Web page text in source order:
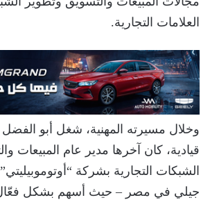
العلامات التجارية.
وخلال مسيرته المهنية، شغل أبو
قيادية، كان آخرها مدير عام المبيعات
الشبكات التجارية بشركة
جيلي في مصر – حيث أسهم بشكل